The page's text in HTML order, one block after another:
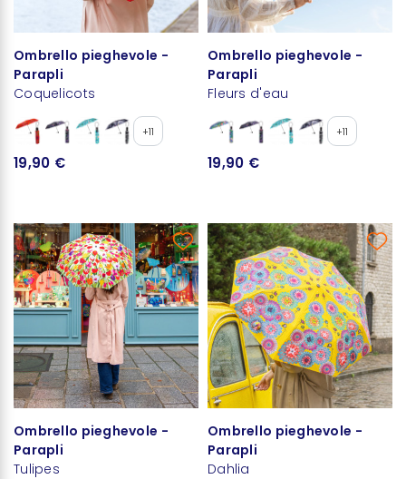
Ombrello pieghevole -
Parapli
Coquelicots
+11
19,90 €
Ombrello pieghevole -
Parapli
Fleurs d'eau
+11
19,90 €
Ombrello pieghevole -
Parapli
Tulipes
Ombrello pieghevole -
Parapli
Dahlia